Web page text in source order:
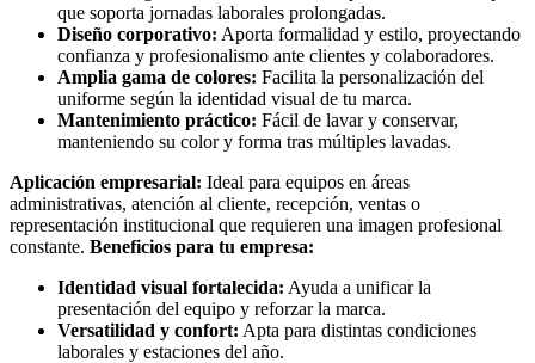
que soporta jornadas laborales prolongadas.
Diseño corporativo: Aporta formalidad y estilo, proyectando
confianza y profesionalismo ante clientes y colaboradores.
Amplia gama de colores: Facilita la personalización del
uniforme según la identidad visual de tu marca.
Mantenimiento práctico: Fácil de lavar y conservar,
manteniendo su color y forma tras múltiples lavadas.
Aplicación empresarial: Ideal para equipos en áreas
administrativas, atención al cliente, recepción, ventas o
representación institucional que requieren una imagen profesional
constante. Beneficios para tu empresa:
Identidad visual fortalecida: Ayuda a unificar la
presentación del equipo y reforzar la marca.
Versatilidad y confort: Apta para distintas condiciones
laborales y estaciones del año.